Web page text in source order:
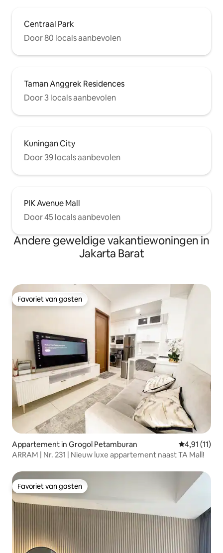
Centraal Park
Door 80 locals aanbevolen
Taman Anggrek Residences
Door 3 locals aanbevolen
Kuningan City
Door 39 locals aanbevolen
PIK Avenue Mall
Door 45 locals aanbevolen
Andere geweldige vakantiewoningen in
Jakarta Barat
Favoriet van gasten
Favoriet van gasten
Appartement in Grogol Petamburan Gemiddelde
4,91 (11)
ARRAM | Nr. 231 | Nieuw luxe appartement naast TA Mall!
Favoriet van gasten
Favoriet van gasten